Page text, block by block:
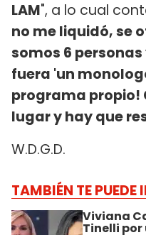
LAM", a lo cual
no me liquidó, se
somos 6
fuera 'un
programa propio!
lugar y hay que
W.D.G.D.
TAMBIÉN TE PUEDE
Viviana
Tinelli